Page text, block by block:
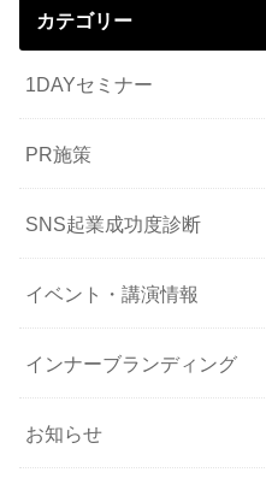
カテゴリー
1DAYセミナー
PR施策
SNS起業成功度診断
イベント・講演情報
インナーブランディング
お知らせ